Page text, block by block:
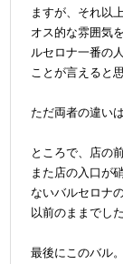
ますが、それ以
オス的な雰囲気
ルセロナ一番の
ことが言えると
ただ両者の違い
ところで、店の
また店の入口が
ないバルセロナ
以前のままでし
最後にこのバル。